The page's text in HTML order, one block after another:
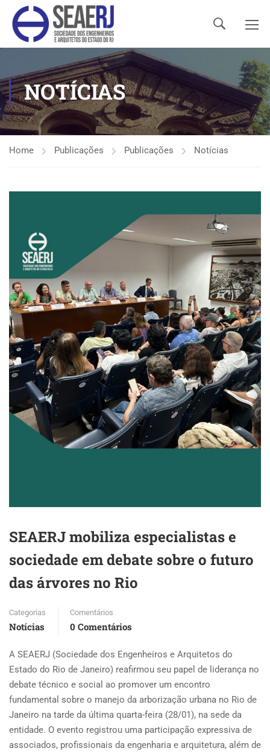
NOTÍCIAS
Home Publicações Publicações Notícias
SEAERJ mobiliza especialistas e
sociedade em debate sobre o futuro
das árvores no Rio
Categorias
Notícias
Comentários
0 Comentários
A SEAERJ (Sociedade dos Engenheiros e Arquitetos do
Estado do Rio de Janeiro) reafirmou seu papel de liderança no
debate técnico e social ao promover um encontro
fundamental sobre o manejo da arborização urbana no Rio de
Janeiro na tarde da última quarta-feira (28/01), na sede da
entidade. O evento registrou uma participação expressiva de
associados, profissionais da engenharia e arquitetura, além de